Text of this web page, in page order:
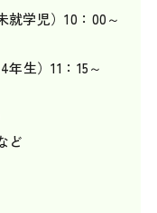
学児）10：00～
）11：15～
ど